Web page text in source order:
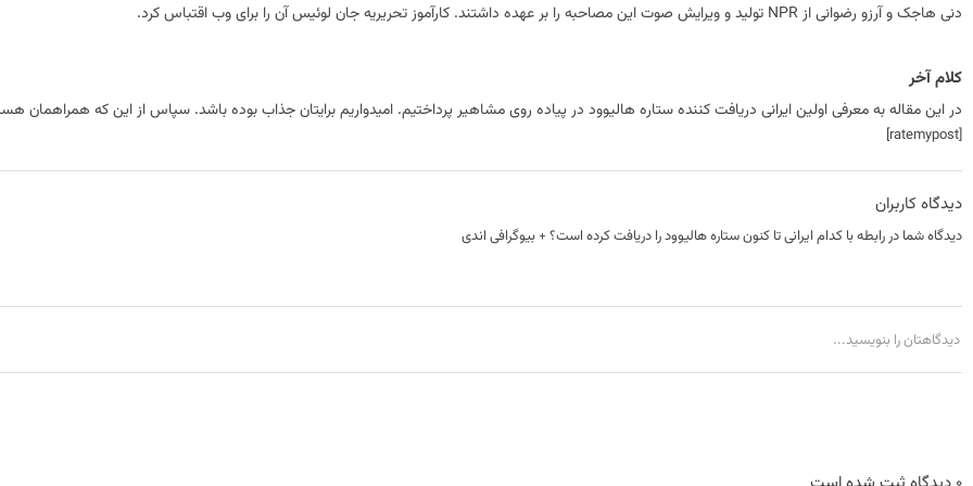
دنی هاجک و آرزو رضوانی از NPR تولید و ویرایش صوت این مصاحبه را بر عهده داشتند. کارآموز تحریریه جان لوئیس آن را برای وب اقتباس کرد.
کلام آخر
در این مقاله به معرفی اولین ایرانی دریافت کننده ستاره هالیوود در پیاده روی مشاهیر پرداختیم. امیدواریم برایتان جذاب بوده باشد. سپاس از این که همراهمان
[ratemypost]
دیدگاه کاربران
دیدگاه شما در رابطه با کدام ایرانی تا کنون ستاره هالیوود را دریافت کرده است؟ + بیوگرافی اندی